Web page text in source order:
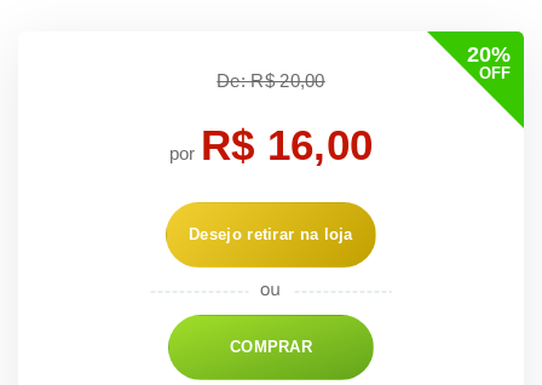
20%
OFF
De: R$ 20,00
por R$ 16,00
Desejo retirar na loja
COMPRAR